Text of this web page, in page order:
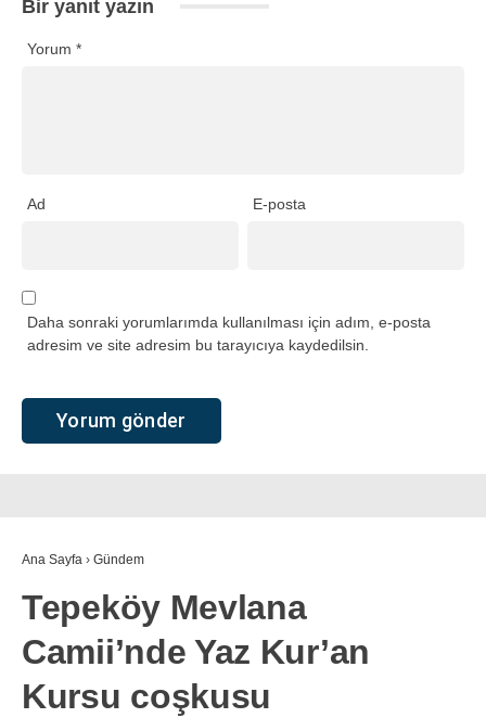
Bir yanıt yazın
Yorum *
Ad E-posta
Daha sonraki yorumlarımda kullanılması için adım, e-posta
adresim ve site adresim bu tarayıcıya kaydedilsin.
Ana Sayfa › Gündem
Tepeköy Mevlana
Camii’nde Yaz Kur’an
Kursu coşkusu